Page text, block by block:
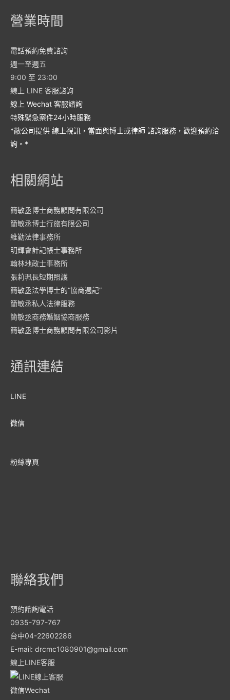
營業時間
電話預約免費諮詢
週一至週五
9:00 至 23:00
線上 LINE 客服諮詢
線上 Wechat 客服諮詢
特殊緊急案件24小時服務
*敝公司提供 線上視訊，當面與博士或律師 諮詢服務，歡迎預約洽
詢。*
相關網站
簡敏丞博士商務顧問有限公司
簡敏丞博士行旅有限公司
維勤法律事務所
明輝會計記帳士事務所
翰林地政士事務所
張莉珮長短期照護
簡敏丞法學博士的“協商週記”
簡敏丞私人法律服務
簡敏丞商務婚姻協商服務
簡敏丞博士商務顧問有限公司影片
通訊連結
LINE
微信
粉絲專頁
聯絡我們
預約諮詢電話
0935-797-767
台中04-22602286
E-mail: drcmc1080901@gmail.com
線上LINE客服
微信Wechat